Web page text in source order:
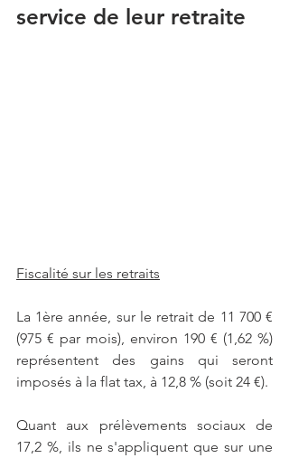
service de leur retraite
Fiscalité sur les retraits
La 1ère année, sur le retrait de 11 700 €
(975 € par mois), environ 190 € (1,62 %)
représentent des gains qui seront
imposés à la flat tax, à 12,8 % (soit 24 €).
Quant aux prélèvements sociaux de
17,2 %, ils ne s'appliquent que sur une